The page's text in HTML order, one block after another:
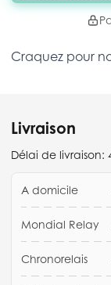
Craquez pour
Livraison
Délai de livraison:
A domicile
Mondial Relay
Chronorelais